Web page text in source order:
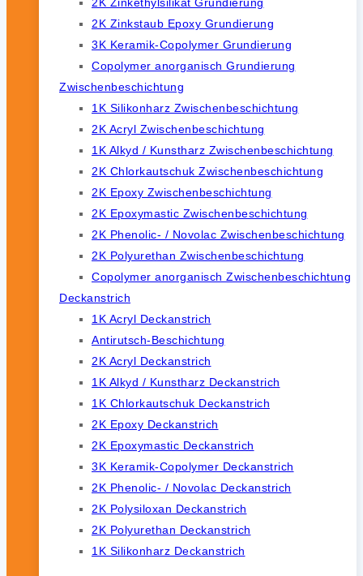
2K Zinkstaub Epoxy Grundierung
3K Keramik-Copolymer Grundierung
Copolymer anorganisch Grundierung
Zwischenbeschichtung
1K Silikonharz Zwischenbeschichtung
2K Acryl Zwischenbeschichtung
1K Alkyd / Kunstharz Zwischenbeschichtung
2K Chlorkautschuk Zwischenbeschichtung
2K Epoxy Zwischenbeschichtung
2K Epoxymastic Zwischenbeschichtung
2K Phenolic- / Novolac Zwischenbeschichtung
2K Polyurethan Zwischenbeschichtung
Copolymer anorganisch Zwischenbeschichtung
Deckanstrich
1K Acryl Deckanstrich
Antirutsch-Beschichtung
2K Acryl Deckanstrich
1K Alkyd / Kunstharz Deckanstrich
1K Chlorkautschuk Deckanstrich
2K Epoxy Deckanstrich
2K Epoxymastic Deckanstrich
3K Keramik-Copolymer Deckanstrich
2K Phenolic- / Novolac Deckanstrich
2K Polysiloxan Deckanstrich
2K Polyurethan Deckanstrich
1K Silikonharz Deckanstrich